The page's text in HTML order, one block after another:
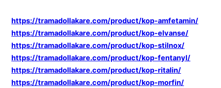
https://tramadollakare.com/product/kop-amfetamin/
https://tramadollakare.com/product/kop-elvanse/
https://tramadollakare.com/product/kop-stilnox/
https://tramadollakare.com/product/kop-fentanyl/
https://tramadollakare.com/product/kop-ritalin/
https://tramadollakare.com/product/kop-morfin/